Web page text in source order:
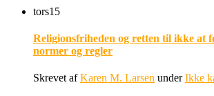
tors15
Religionsfriheden og retten til ikke at
normer og regler
Skrevet afKaren M. Larsen underIkke